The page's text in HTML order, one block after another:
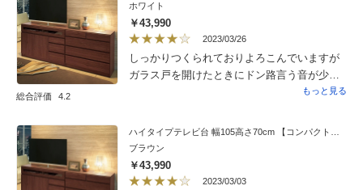
総合評価 4.2
ホワイト
￥43,990
2023/03/26
しっかりつくられておりよろこんでいますが
ガラス戸を開けたときにドン路言う音が少し
気になりますのでゆっくり開くように改善さ
もっと見る
ブラウン
￥43,990
2023/03/03